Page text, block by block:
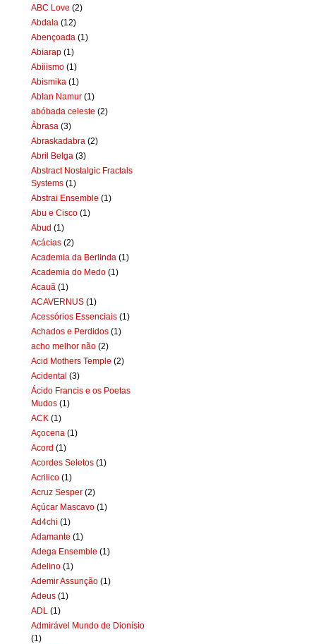
ABC Love (2)
Abdala (12)
Abençoada (1)
Abiarap (1)
Abiiismo (1)
Abismika (1)
Ablan Namur (1)
abóbada celeste (2)
Àbrasa (3)
Abraskadabra (2)
Abril Belga (3)
Abstract Nostalgic Fractals
Systems (1)
Abstrai Ensemble (1)
Abu e Cisco (1)
Abud (1)
Acácias (2)
Academia da Berlinda (1)
Academia do Medo (1)
Acauã (1)
ACAVERNUS (1)
Acessórios Essenciais (1)
Achados e Perdidos (1)
acho melhor não (2)
Acid Mothers Temple (2)
Acidental (3)
Ácido Francis e os Poetas
Mudos (1)
ACK (1)
Açocena (1)
Acord (1)
Acordes Seletos (1)
Acrilico (1)
Acruz Sesper (2)
Açúcar Mascavo (1)
Ad4chi (1)
Adamante (1)
Adega Ensemble (1)
Adelino (1)
Ademir Assunção (1)
Adeus (1)
ADL (1)
Admirável Mundo de Dionísio
(1)